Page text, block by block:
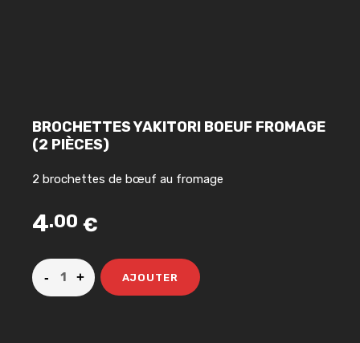
BROCHETTES YAKITORI BOEUF FROMAGE
(2 PIÈCES)
2 brochettes de bœuf au fromage
4.00 €
AJOUTER